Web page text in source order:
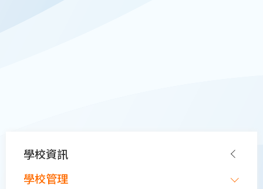
Main
navigation
學校資訊
學校管理